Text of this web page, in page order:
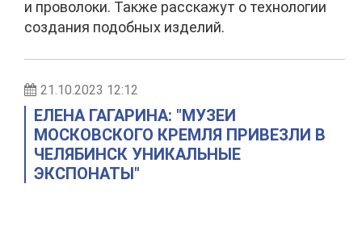
и проволоки. Также расскажут о технологии
создания подобных изделий.
21.10.2023 12:12
ЕЛЕНА ГАГАРИНА: "МУЗЕИ
МОСКОВСКОГО КРЕМЛЯ ПРИВЕЗЛИ В
ЧЕЛЯБИНСК УНИКАЛЬНЫЕ
ЭКСПОНАТЫ"